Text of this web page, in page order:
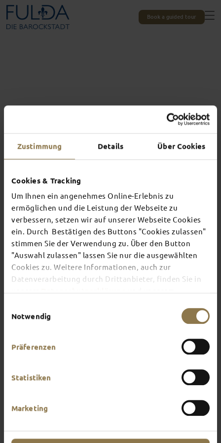
Zustimmung Details Über Cookies
Cookies & Tracking
Um Ihnen ein angenehmes Online-Erlebnis zu
ermöglichen und die Leistung der Webseite zu
verbessern, setzen wir auf unserer Webseite Cookies
ein. Durch Bestätigen des Buttons "Cookies zulassen"
stimmen Sie der Verwendung zu. Über den Button
"Auswahl zulassen" lassen Sie nur die ausgewählten
Cookies zu. Weitere Informationen, auch zur
Datenverarbeitung durch Drittanbieter, finden Sie in
Notwendig
Präferenzen
Statistiken
Marketing
Book a guided tour
Experiences unique to Fulda
TOP EVENTS
There's always something going on in Fulda:
whether it's a concert, a musical, a fun-filled
guided tour or a theatre performance – this is the
place to discover the current events and